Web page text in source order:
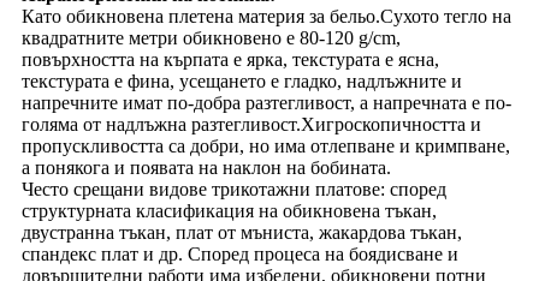
Като обикновена плетена материя за бельо.Сухото тегло на
квадратните метри обикновено е 80-120 g/cm,
повърхността на кърпата е ярка, текстурата е ясна,
текстурата е фина, усещането е гладко, надлъжните и
напречните имат по-добра разтегливост, а напречната е по-
голяма от надлъжна разтегливост.Хигроскопичността и
пропускливостта са добри, но има отлепване и кримпване,
а понякога и появата на наклон на бобината.
Често срещани видове трикотажни платове: според
структурната класификация на обикновена тъкан,
двустранна тъкан, плат от мъниста, жакардова тъкан,
спандекс плат и др. Според процеса на боядисване и
довършителни работи има избелени, обикновени потни